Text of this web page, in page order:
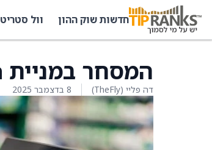
חדשות שוק ההון וול סטריט
המסחר במניית Aterian הושהה, הודעה צפויה
דה פליי (TheFly) 8 בדצמבר 2025